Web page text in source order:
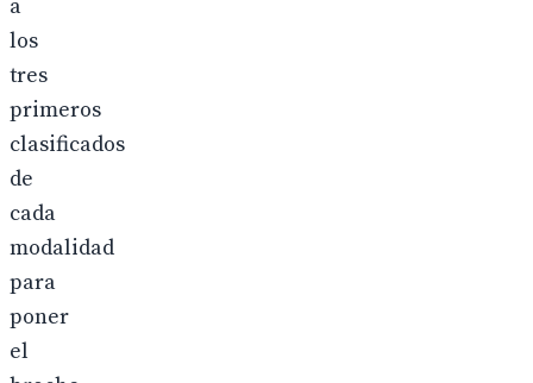
a
los
tres
primeros
clasificados
de
cada
modalidad
para
poner
el